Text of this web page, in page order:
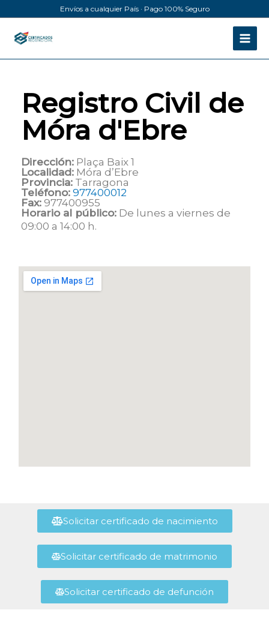
al
contenido
Envíos a cualquier País · Pago 100% Seguro
Registro Civil de
Móra d'Ebre
Dirección: Plaça Baix 1
Localidad: Móra d’Ebre
Provincia: Tarragona
Teléfono: 977400012
Fax: 977400955
Horario al público: De lunes a viernes de
09:00 a 14:00 h.
Solicitar certificado de nacimiento
Solicitar certificado de matrimonio
Solicitar certificado de defunción